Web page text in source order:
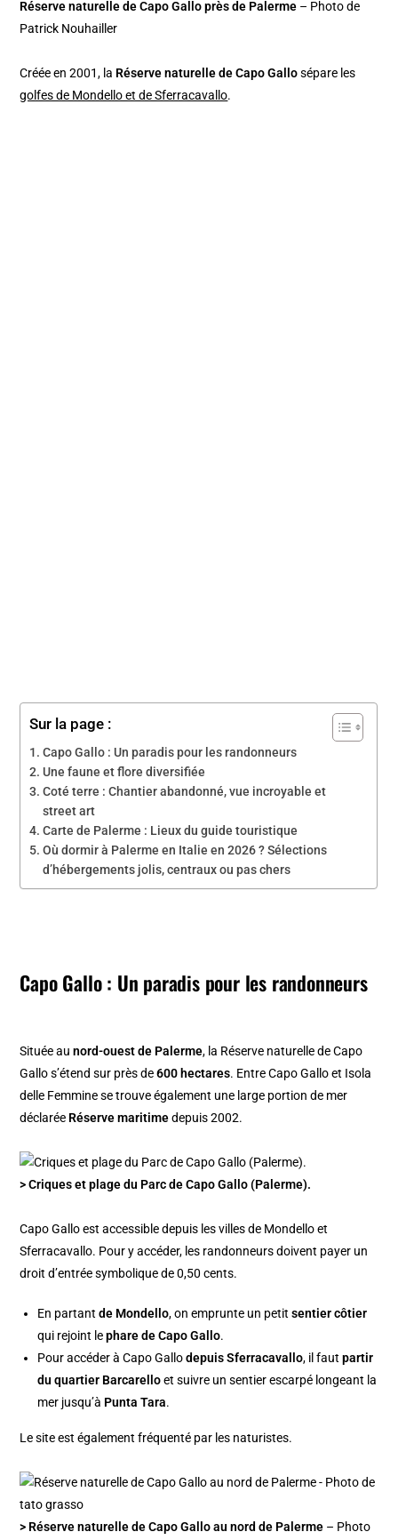
Réserve naturelle de Capo Gallo près de Palerme – Photo de
Patrick Nouhailler
Créée en 2001, la Réserve naturelle de Capo Gallosépare les
golfes de Mondello et de Sferracavallo.
Sur la page :
Capo Gallo : Un paradis pour les randonneurs
Une faune et flore diversifiée
Coté terre : Chantier abandonné, vue incroyable et
street art
Carte de Palerme : Lieux du guide touristique
Où dormir à Palerme en Italie en 2026 ? Sélections
d’hébergements jolis, centraux ou pas chers
Capo Gallo : Un paradis pour les randonneurs
Située aunord-ouest de Palerme, la Réserve naturelle de Capo
Gallo s’étend sur près de600 hectares. Entre Capo Gallo et Isola
delle Femmine se trouve également une large portion de mer
déclarée Réserve maritimedepuis 2002.
> Criques et plage du Parc de Capo Gallo (Palerme).
Capo Gallo est accessible depuis les villes de Mondello et
Sferracavallo. Pour y accéder, les randonneurs doivent payer un
droit d’entrée symbolique de 0,50 cents.
En partant de Mondello, on emprunte un petitsentier côtier
qui rejoint lephare de Capo Gallo.
Pour accéder à Capo Gallodepuis Sferracavallo, il fautpartir
du quartier Barcarelloet suivre un sentier escarpé longeant la
mer jusqu’à Punta Tara.
Le site est également fréquenté par les naturistes.
> Réserve naturelle de Capo Gallo au nord de Palerme – Photo